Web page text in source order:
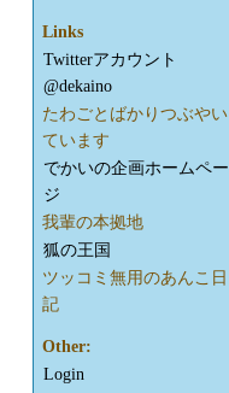
Links
Twitterアカウント
@dekaino
たわごとばかりつぶやい
ています
でかいの企画ホームペー
ジ
我輩の本拠地
狐の王国
ツッコミ無用のあんこ日
記
Other:
Login